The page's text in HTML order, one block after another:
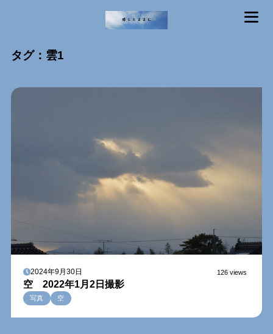
タグ：雲1
2024年9月30日 126 views
空 2022年1月2日撮影
写真 空